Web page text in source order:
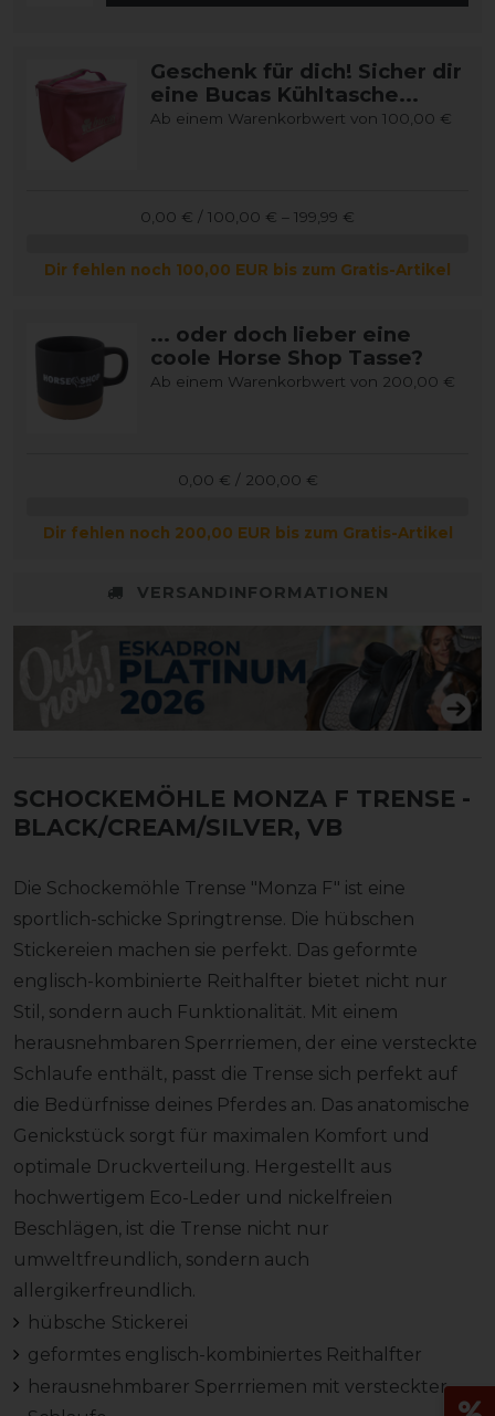
Geschenk für dich! Sicher dir
eine Bucas Kühltasche...
Ab einem Warenkorbwert von 100,00 €
0,00 € / 100,00 € – 199,99 €
Dir fehlen noch 100,00 EUR bis zum Gratis-Artikel
... oder doch lieber eine
coole Horse Shop Tasse?
Ab einem Warenkorbwert von 200,00 €
0,00 € / 200,00 €
Dir fehlen noch 200,00 EUR bis zum Gratis-Artikel
VERSANDINFORMATIONEN
SCHOCKEMÖHLE MONZA F TRENSE -
BLACK/CREAM/SILVER, VB
Die Schockemöhle Trense "Monza F" ist eine
sportlich-schicke Springtrense. Die hübschen
Stickereien machen sie perfekt. Das geformte
englisch-kombinierte Reithalfter bietet nicht nur
Stil, sondern auch Funktionalität. Mit einem
herausnehmbaren Sperrriemen, der eine versteckte
Schlaufe enthält, passt die Trense sich perfekt auf
die Bedürfnisse deines Pferdes an. Das anatomische
Genickstück sorgt für maximalen Komfort und
optimale Druckverteilung. Hergestellt aus
hochwertigem Eco-Leder und nickelfreien
Beschlägen, ist die Trense nicht nur
umweltfreundlich, sondern auch
allergikerfreundlich.
hübsche Stickerei
geformtes englisch-kombiniertes Reithalfter
herausnehmbarer Sperrriemen mit versteckter